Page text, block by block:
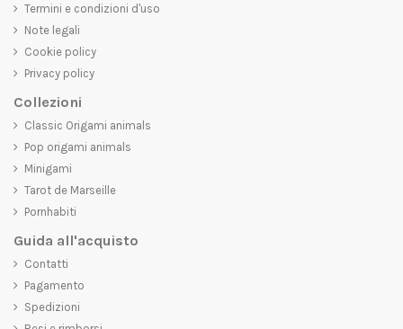
Termini e condizioni d'uso
Note legali
Cookie policy
Privacy policy
Collezioni
Classic Origami animals
Pop origami animals
Minigami
Tarot de Marseille
Pornhabiti
Guida all'acquisto
Contatti
Pagamento
Spedizioni